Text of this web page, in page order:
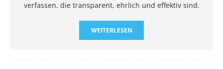
verfassen, die transparent, ehrlich und effektiv sind.
WEITERLESEN